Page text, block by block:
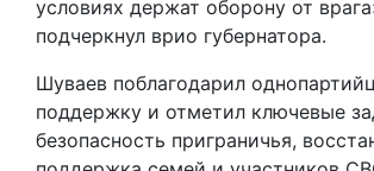
условиях держат оборону от
подчеркнул врио губернатора.
Шуваев поблагодарил
поддержку и отметил ключевые
безопасность приграничья,